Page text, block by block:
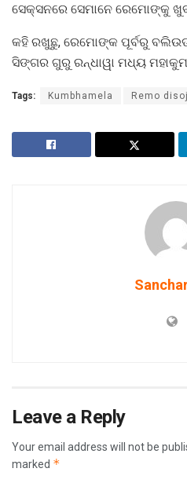
ସେକ୍ସନରେ ସେମାନେ ରେମୋଙ୍କୁ
କହି ରଖୁଛୁ, ରେମୋଙ୍କ ପୂର୍ବରୁ
ସିଙ୍ଗର ଗୁରୁ ରନ୍ଧାୱା ମଧ୍ୟ
Tags: Kumbhamela Remo
Leave a Reply
Your email address will not be
marked *